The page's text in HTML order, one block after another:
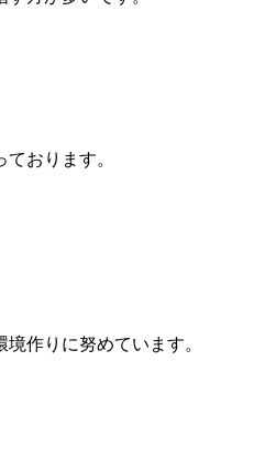
おります。
作りに努めています。